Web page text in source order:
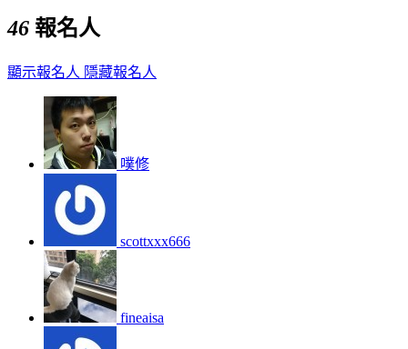
46 報名人
顯示報名人 隱藏報名人
噗修
scottxxx666
fineaisa